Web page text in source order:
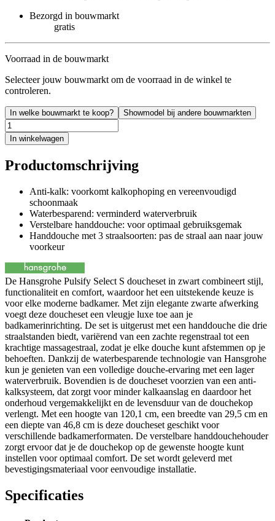
Bezorgd in bouwmarkt
gratis
Voorraad in de bouwmarkt
Selecteer jouw bouwmarkt om de voorraad in de winkel te
controleren.
In welke bouwmarkt te koop? Showmodel bij andere bouwmarkten
In winkelwagen
Productomschrijving
Anti-kalk: voorkomt kalkophoping en vereenvoudigd
schoonmaak
Waterbesparend: verminderd waterverbruik
Verstelbare handdouche: voor optimaal gebruiksgemak
Handdouche met 3 straalsoorten: pas de straal aan naar jouw
voorkeur
De Hansgrohe Pulsify Select S doucheset in zwart combineert stijl,
functionaliteit en comfort, waardoor het een uitstekende keuze is
voor elke moderne badkamer. Met zijn elegante zwarte afwerking
voegt deze doucheset een vleugje luxe toe aan je
badkamerinrichting. De set is uitgerust met een handdouche die drie
straalstanden biedt, variërend van een zachte regenstraal tot een
krachtige massagestraal, zodat je elke douche kunt afstemmen op je
behoeften. Dankzij de waterbesparende technologie van Hansgrohe
kun je genieten van een volledige douche-ervaring met een lager
waterverbruik. Bovendien is de doucheset voorzien van een anti-
kalksysteem, dat zorgt voor minder kalkaanslag en daardoor het
onderhoud vergemakkelijkt en de levensduur van de douchekop
verlengt. Met een hoogte van 120,1 cm, een breedte van 29,5 cm en
een diepte van 46,8 cm is deze doucheset geschikt voor
verschillende badkamerformaten. De verstelbare handdouchehouder
zorgt ervoor dat je de douchekop op de gewenste hoogte kunt
instellen voor optimaal comfort. De set wordt geleverd met
bevestigingsmateriaal voor eenvoudige installatie.
Specificaties